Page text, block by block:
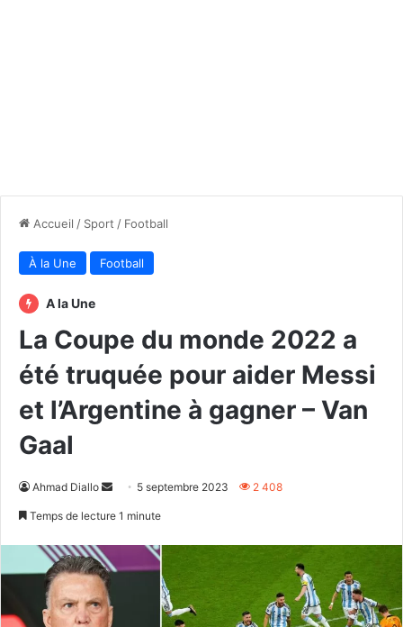
Accueil / Sport / Football
À la Une Football
A la Une
La Coupe du monde 2022 a
été truquée pour aider Messi
et l’Argentine à gagner – Van
Gaal
Ahmad Diallo
Envoyer5 septembre 2023 2 408
Temps de lecture 1 minute